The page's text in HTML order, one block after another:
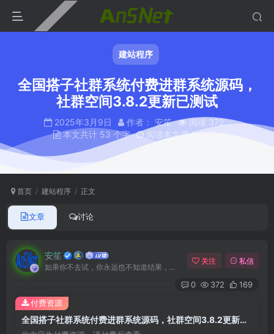
建站程序
全国搭子社群系统付费进群系统源码，
社群空间3.8.2更新已测试
2025年3月9日 作者： 安笙
阅读 372
本文共计 53 个字
阅读本文需 1 分钟
首页 建站程序 正文
文章 讨论
安笙
如果你不去试，你永远也不知道结果，所以去试试吧
关注 私信
0 372 169
全国搭子社群系统付费进群系统源码，社群空间3.8.2更新已测试
付费资源